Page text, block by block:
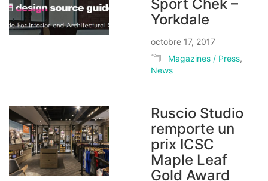
Sport Chek –
Yorkdale
octobre 17, 2017
Magazines / Press,
News
Ruscio Studio
remporte un
prix ICSC
Maple Leaf
Gold Award